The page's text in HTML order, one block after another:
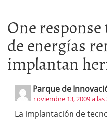
One response
de energías
implantan
Parque de
noviembre 13, 2009 a las
La implantación de